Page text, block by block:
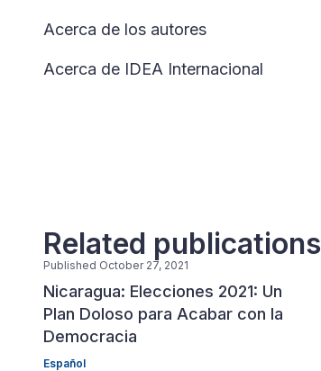
Acerca de los autores
Acerca de IDEA Internacional
Related publications
Published October 27, 2021
Nicaragua: Elecciones 2021: Un
Plan Doloso para Acabar con la
Democracia
Español